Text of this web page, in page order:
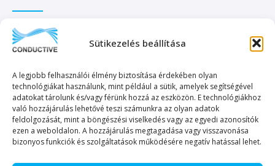
Sütikezelés beállítása
A legjobb felhasználói élmény biztosítása érdekében olyan
technológiákat használunk, mint például a sütik, amelyek segítségével
adatokat tárolunk és/vagy férünk hozzá az eszközön. E technológiákhoz
való hozzájárulás lehetővé teszi számunkra az olyan adatok
feldolgozását, mint a böngészési viselkedés vagy az egyedi azonosítók
ezen a weboldalon. A hozzájárulás megtagadása vagy visszavonása
bizonyos funkciók és szolgáltatások működésére negatív hatással lehet.
IRATKOZZON FEL HÍRLEVELÜNKRE!
KÜLDÉS